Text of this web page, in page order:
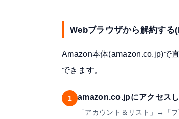
Webブラウザから解約する
Amazon本体(amazon.co.jp)で
できます。
1 amazon.co.jpにアクセス
「アカウント＆リスト」→「